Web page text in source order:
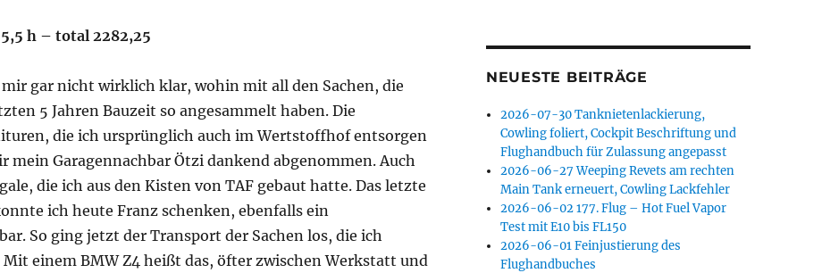
5,5 h – total 2282,25
gar nicht wirklich klar, wohin mit all den Sachen, die
5 Jahren Bauzeit so angesammelt haben. Die
die ich ursprünglich auch im Wertstoffhof entsorgen
mein Garagennachbar Ötzi dankend abgenommen. Auch
die ich aus den Kisten von TAF gebaut hatte. Das letzte
ich heute Franz schenken, ebenfalls ein
So ging jetzt der Transport der Sachen los, die ich
einem BMW Z4 heißt das, öfter zwischen Werkstatt und
NEUESTE BEITRÄGE
2026-07-30 Tanknietenlackierung,
Cowling foliert, Cockpit Beschriftung und
Flughandbuch für Zulassung angepasst
2026-06-27 Weeping Revets am rechten
Main Tank erneuert, Cowling Lackfehler
2026-06-02 177. Flug – Hot Fuel Vapor
Test mit E10 bis FL150
2026-06-01 Feinjustierung des
Flughandbuches